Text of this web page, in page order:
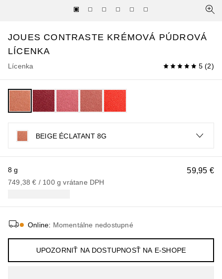
JOUES CONTRASTE KRÉMOVÁ PÚDROVÁ
LÍCENKA
Lícenka 5 (2)
BEIGE ÉCLATANT 8G
59,95 €
8 g
749,38 € / 100 g vrátane DPH
Online: Momentálne nedostupné
UPOZORNIŤ NA DOSTUPNOSŤ NA E-SHOPE